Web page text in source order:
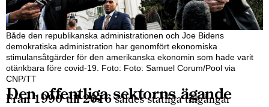
Både den republikanska administrationen och Joe Bidens
demokratiska administration har genomfört ekonomiska
stimulansåtgärder för den amerikanska ekonomin som hade varit
otänkbara före covid-19. Foto: Foto: Samuel Corum/Pool via
CNP/TT
Den offentliga sektorns ägande
Från 1990 till 2016såldes statliga tillgångar